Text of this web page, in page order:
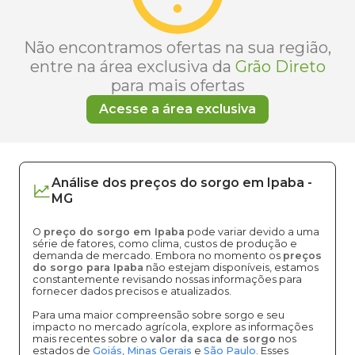
Não encontramos ofertas na sua região,
entre na área exclusiva da Grão Direto
para mais ofertas
Acesse a área exclusiva
Análise dos preços do sorgo em Ipaba -
MG
O preço do sorgo em Ipaba pode variar devido a uma
série de fatores, como clima, custos de produção e
demanda de mercado. Embora no momento os preços
do sorgo para Ipaba não estejam disponíveis, estamos
constantemente revisando nossas informações para
fornecer dados precisos e atualizados.
Para uma maior compreensão sobre sorgo e seu
impacto no mercado agrícola, explore as informações
mais recentes sobre o valor da saca de sorgo nos
estados de Goiás, Minas Gerais e São Paulo. Esses